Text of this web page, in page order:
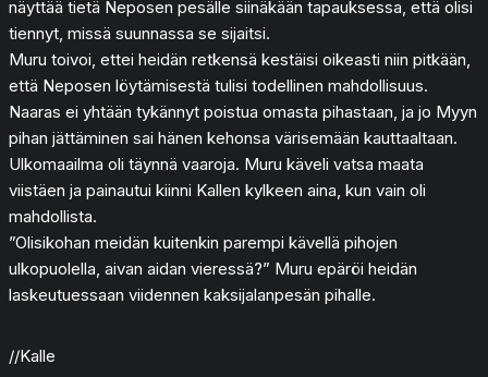
näyttää tietä Neposen pesälle siinäkään tapauksessa, että olisi
tiennyt, missä suunnassa se sijaitsi.
Muru toivoi, ettei heidän retkensä kestäisi oikeasti niin pitkään,
että Neposen löytämisestä tulisi todellinen mahdollisuus.
Naaras ei yhtään tykännyt poistua omasta pihastaan, ja jo Myyn
pihan jättäminen sai hänen kehonsa värisemään kauttaaltaan.
Ulkomaailma oli täynnä vaaroja. Muru käveli vatsa maata
viistäen ja painautui kiinni Kallen kylkeen aina, kun vain oli
mahdollista.
”Olisikohan meidän kuitenkin parempi kävellä pihojen
ulkopuolella, aivan aidan vieressä?” Muru epäröi heidän
laskeutuessaan viidennen kaksijalanpesän pihalle.
//Kalle